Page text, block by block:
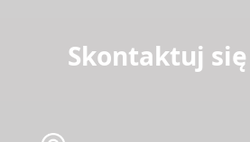
Skontaktuj